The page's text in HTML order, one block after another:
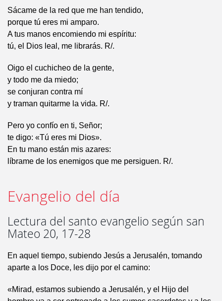
Sácame de la red que me han tendido,
porque tú eres mi amparo.
A tus manos encomiendo mi espíritu:
tú, el Dios leal, me librarás. R/.
Oigo el cuchicheo de la gente,
y todo me da miedo;
se conjuran contra mí
y traman quitarme la vida. R/.
Pero yo confío en ti, Señor;
te digo: «Tú eres mi Dios».
En tu mano están mis azares:
líbrame de los enemigos que me persiguen. R/.
Evangelio del día
Lectura del santo evangelio según san
Mateo 20, 17-28
En aquel tiempo, subiendo Jesús a Jerusalén, tomando
aparte a los Doce, les dijo por el camino:
«Mirad, estamos subiendo a Jerusalén, y el Hijo del